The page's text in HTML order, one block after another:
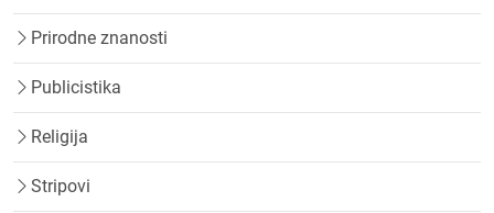
Prirodne znanosti
Publicistika
Religija
Stripovi